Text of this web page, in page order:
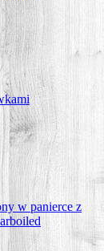
w panier­ce z